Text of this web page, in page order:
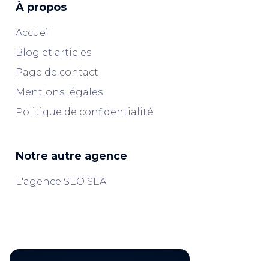
À propos
Accueil
Blog et articles
Page de contact
Mentions légales
Politique de confidentialité
Notre autre agence
L'agence SEO SEA